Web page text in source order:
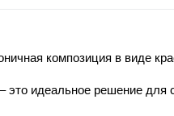
композиция в виде
идеальное решение для